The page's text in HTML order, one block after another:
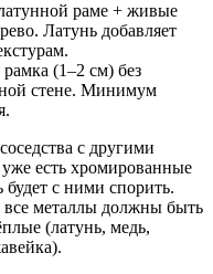
раме + живые
Латунь добавляет
рамка (1–2 см) без
стене. Минимум
с другими
есть хромированные
с ними спорить.
металлы должны быть
(латунь, медь,